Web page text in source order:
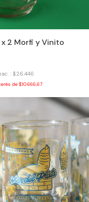
x 2 Morfi y Vinito
: $26.446
de $10.666,67